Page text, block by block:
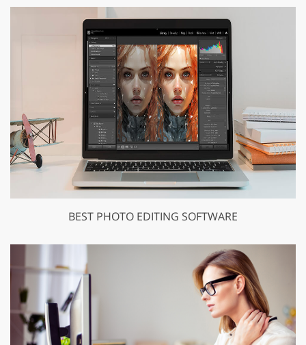
BEST PHOTO EDITING SOFTWARE